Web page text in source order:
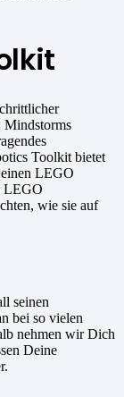
Mindstorms
Toolkit bietet
LEGO
LEGO
wie sie auf
seinen
bei so vielen
nehmen wir Dich
Deine